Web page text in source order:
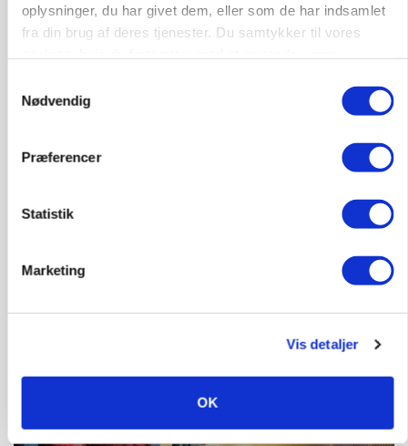
oplysninger, du har givet dem, eller som de har indsamlet
fra din brug af deres tjenester. Du samtykker til vores
Nødvendig
Præferencer
Statistik
Marketing
Vis detaljer
OK
Før såmaskinen kører: Her er efterårets største